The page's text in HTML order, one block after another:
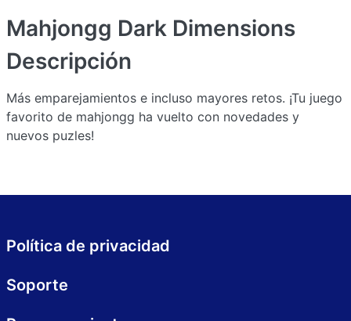
Mahjongg Dark Dimensions
Descripción
Más emparejamientos e incluso mayores retos. ¡Tu juego
favorito de mahjongg ha vuelto con novedades y
nuevos puzles!
Política de privacidad
Soporte